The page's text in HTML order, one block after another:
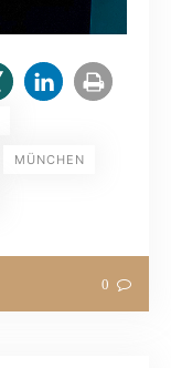
MÜNCHEN
0